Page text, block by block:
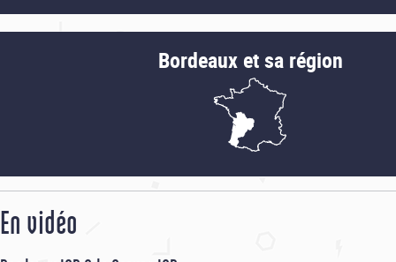
Bordeaux et sa région
En vidéo